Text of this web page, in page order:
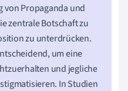
von Propaganda und
zentrale Botschaft zu
zu unterdrücken.
um eine
und jegliche
In Studien